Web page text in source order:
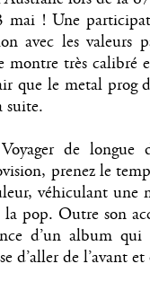
! Une
avec les
montre très calibré
que le metal prog
suite.
de
prenez le
véhiculant une
pop. Outre son
d’un album
d’aller de l’avant